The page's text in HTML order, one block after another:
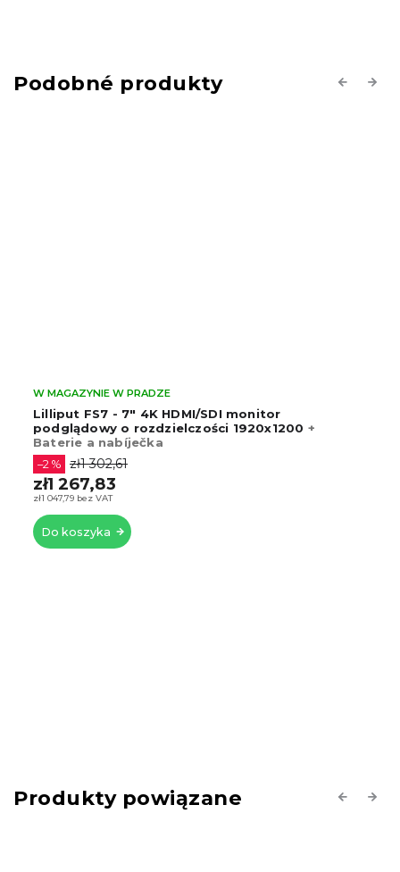
Previous
Lilliput FS7 - 7" 4K HDMI/SDI monitor
podglądowy o rozdzielczości 1920x1200 +
Baterie a nabíječka
W MAGAZYNIE W PRADZE
zł1 047,79 bez VAT
–2 % zł1 302,61
zł1 267,83
Do koszyka
Next
Produkty powiązane Previous
Next